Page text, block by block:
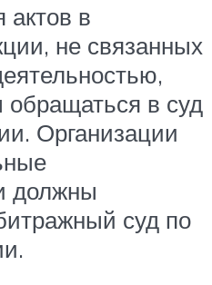
в
не связанных
в суд
Организации
должны
суд по